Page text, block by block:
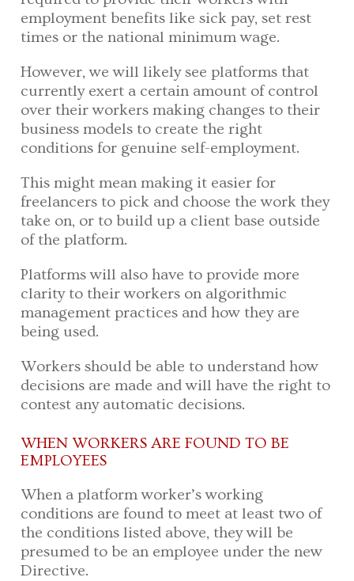
employment benefits like sick pay, set rest
times or the national minimum wage.
However, we will likely see platforms that
currently exert a certain amount of control
over their workers making changes to their
business models to create the right
conditions for genuine self-employment.
This might mean making it easier for
freelancers to pick and choose the work they
take on, or to build up a client base outside
of the platform.
Platforms will also have to provide more
clarity to their workers on algorithmic
management practices and how they are
being used.
Workers should be able to understand how
decisions are made and will have the right to
contest any automatic decisions.
WHEN WORKERS ARE FOUND TO BE
EMPLOYEES
When a platform worker’s working
conditions are found to meet at least two of
the conditions listed above, they will be
presumed to be an employee under the new
Directive.